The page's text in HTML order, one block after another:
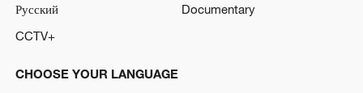
Русский
Documentary
CCTV+
CHOOSE YOUR LANGUAGE